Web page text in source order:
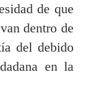
de que
dentro de
del debido
en la